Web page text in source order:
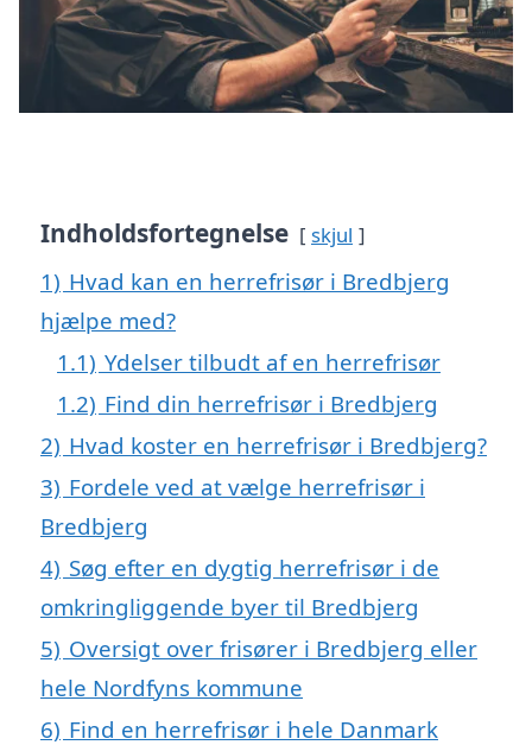
Indholdsfortegnelse skjul
1) Hvad kan en herrefrisør i Bredbjerg
hjælpe med?
1.1) Ydelser tilbudt af en herrefrisør
1.2) Find din herrefrisør i Bredbjerg
2) Hvad koster en herrefrisør i Bredbjerg?
3) Fordele ved at vælge herrefrisør i
Bredbjerg
4) Søg efter en dygtig herrefrisør i de
omkringliggende byer til Bredbjerg
5) Oversigt over frisører i Bredbjerg eller
hele Nordfyns kommune
6) Find en herrefrisør i hele Danmark